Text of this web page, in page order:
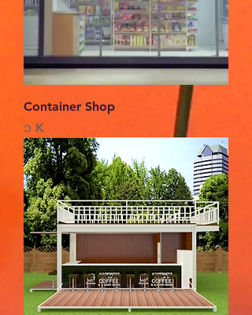
Container Shop
Price
၁ K